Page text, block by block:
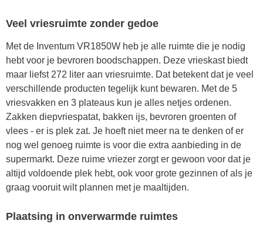
Veel vriesruimte zonder gedoe
Met de Inventum VR1850W heb je alle ruimte die je nodig
hebt voor je bevroren boodschappen. Deze vrieskast biedt
maar liefst 272 liter aan vriesruimte. Dat betekent dat je veel
verschillende producten tegelijk kunt bewaren. Met de 5
vriesvakken en 3 plateaus kun je alles netjes ordenen.
Zakken diepvriespatat, bakken ijs, bevroren groenten of
vlees - er is plek zat. Je hoeft niet meer na te denken of er
nog wel genoeg ruimte is voor die extra aanbieding in de
supermarkt. Deze ruime vriezer zorgt er gewoon voor dat je
altijd voldoende plek hebt, ook voor grote gezinnen of als je
graag vooruit wilt plannen met je maaltijden.
Plaatsing in onverwarmde ruimtes